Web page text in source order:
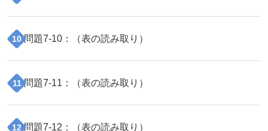
10 問題7-10 ：（表の読み取り ）
11 問題7-11 ：（表の読み取り ）
12 問題7-12 ：（表の読み取り ）